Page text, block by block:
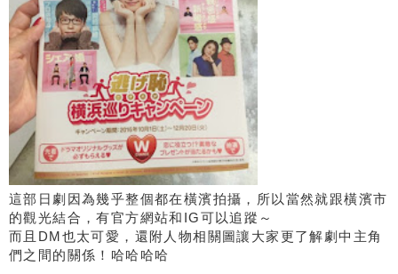
這部日劇因為幾乎整個都在橫濱拍攝，所以當然就跟橫濱市
的觀光結合，有官方網站和IG可以追蹤～
而且DM也太可愛，還附人物相關圖讓大家更了解劇中主角
們之間的關係！哈哈哈哈